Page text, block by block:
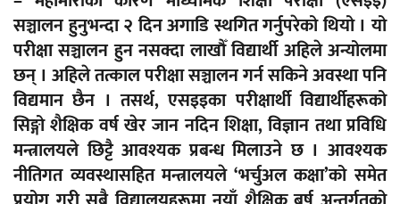
सञ्चालन हुनुभन्दा २ दिन अगाडि स्थगित गर्नुपरेको थियो । यो
परीक्षा सञ्चालन हुन नसक्दा लाखौँ विद्यार्थी अहिले अन्योलमा
छन् । अहिले तत्काल परीक्षा सञ्चालन गर्न सकिने अवस्था पनि
विद्यमान छैन । तसर्थ, एसइइका परीक्षार्थी विद्यार्थीहरूको
सिङ्गो शैक्षिक वर्ष खेर जान नदिन शिक्षा, विज्ञान तथा प्रविधि
मन्त्रालयले छिट्टै आवश्यक प्रबन्ध मिलाउने छ । आवश्यक
नीतिगत व्यवस्थासहित मन्त्रालयले ‘भर्चुअल कक्षा’को समेत